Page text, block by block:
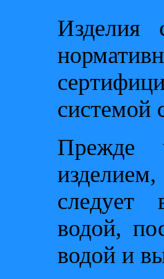
Изделия
системой
Прежде
следует
водой,
водой и